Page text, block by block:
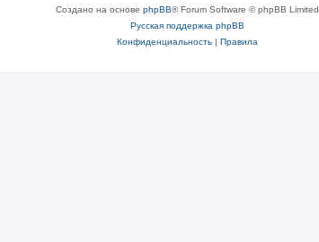
Создано на основе phpBB® Forum Software © phpBB Limited
Русская поддержка phpBB
Конфиденциальность| Правила